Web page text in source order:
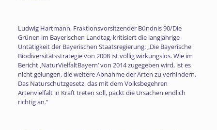
Ludwig Hartmann, Fraktionsvorsitzender Bündnis 90/Die
Grünen im Bayerischen Landtag, kritisiert die langjährige
Untätigkeit der Bayerischen Staatsregierung: „Die Bayerische
Biodiversitätsstrategie von 2008 ist völlig wirkungslos. Wie im
Bericht ‚NaturVielfaltBayern’ von 2014 zugegeben wird, ist es
nicht gelungen, die weitere Abnahme der Arten zu verhindern.
Das Naturschutzgesetz, das mit dem Volksbegehren
Artenvielfalt in Kraft treten soll, packt die Ursachen endlich
richtig an.“